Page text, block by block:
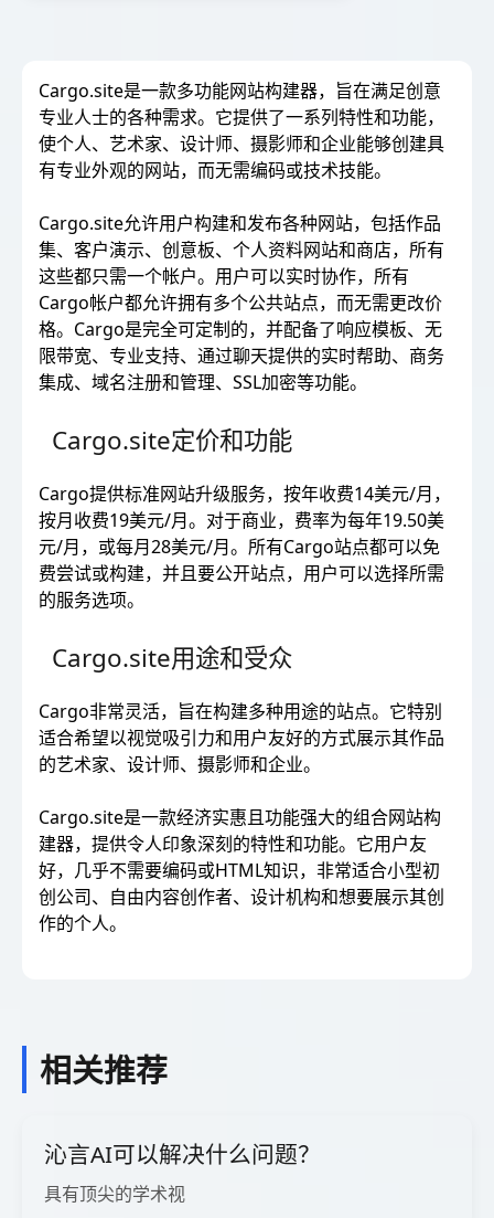
Cargo.site是一款多功能网站构建器，旨在满足创意
专业人士的各种需求。它提供了一系列特性和功能，
使个人、艺术家、设计师、摄影师和企业能够创建具
有专业外观的网站，而无需编码或技术技能。
Cargo.site允许用户构建和发布各种网站，包括作品
集、客户演示、创意板、个人资料网站和商店，所有
这些都只需一个帐户。用户可以实时协作，所有
Cargo帐户都允许拥有多个公共站点，而无需更改价
格。Cargo是完全可定制的，并配备了响应模板、无
限带宽、专业支持、通过聊天提供的实时帮助、商务
集成、域名注册和管理、SSL加密等功能。
Cargo.site定价和功能
Cargo提供标准网站升级服务，按年收费14美元/月，
按月收费19美元/月。对于商业，费率为每年19.50美
元/月，或每月28美元/月。所有Cargo站点都可以免
费尝试或构建，并且要公开站点，用户可以选择所需
的服务选项。
Cargo.site用途和受众
Cargo非常灵活，旨在构建多种用途的站点。它特别
适合希望以视觉吸引力和用户友好的方式展示其作品
的艺术家、设计师、摄影师和企业。
Cargo.site是一款经济实惠且功能强大的组合网站构
建器，提供令人印象深刻的特性和功能。它用户友
好，几乎不需要编码或HTML知识，非常适合小型初
创公司、自由内容创作者、设计机构和想要展示其创
作的个人。
相关推荐
沁言AI可以解决什么问题？
具有顶尖的学术视